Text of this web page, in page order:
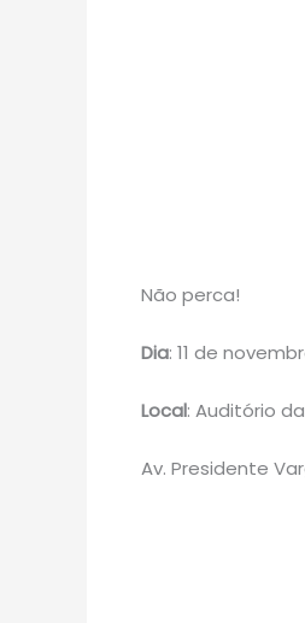
Não perca!
Dia: 11 de
Local: Auditório
Av. Presidente